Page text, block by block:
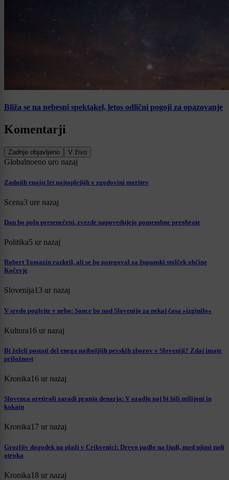
Bliža se na nebesni spektakel, letos odlični pogoji za opazovanje
Komentarji
Zadnje objavljeno V živo
Globalnoeno uro nazaj
Zadnjih enajst let najtoplejših v zgodovini meritev
Scena3 ure nazaj
Dan bo poln presenečenj, zvezde napovedujejo pomembne preobrate
Politika5 ur nazaj
Robert Tomazin razkril, ali se bo potegoval za županski stolček občine
Kočevje
Slovenija13 ur nazaj
V sredo poglejte v nebo: Sonce bo nad Slovenijo za nekaj časa »izginilo«
Kultura16 ur nazaj
Bi želeli postati del enega najboljših pevskih zborov v Sloveniji? Zdaj imate
priložnost
Kronika16 ur nazaj
Slovenca aretirali zaradi pranja denarja: V ozadju naj bi bili milijoni in
kokain
Kronika17 ur nazaj
Grozljiv dogodek na plaži v Crikvenici: Drevo padlo na ljudi, med njimi tudi
otroka
Kronika18 ur nazaj